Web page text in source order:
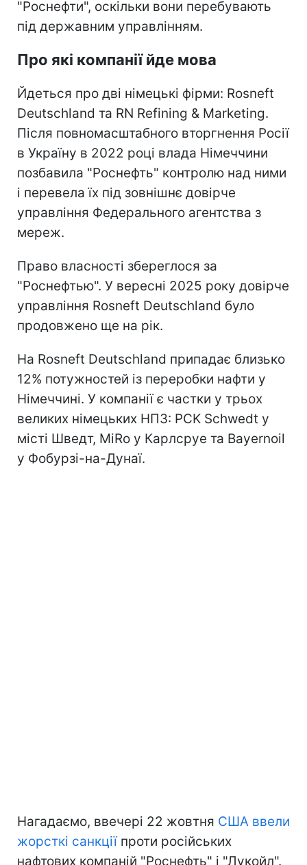
"Роснефти", оскільки вони перебувають
під державним управлінням.
Про які компанії йде мова
Йдеться про дві німецькі фірми: Rosneft
Deutschland та RN Refining & Marketing.
Після повномасштабного вторгнення Росії
в Україну в 2022 році влада Німеччини
позбавила "Роснефть" контролю над ними
і перевела їх під зовнішнє довірче
управління Федерального агентства з
мереж.
Право власності збереглося за
"Роснефтью". У вересні 2025 року довірче
управління Rosneft Deutschland було
продовжено ще на рік.
На Rosneft Deutschland припадає близько
12% потужностей із переробки нафти у
Німеччині. У компанії є частки у трьох
великих німецьких НПЗ: PCK Schwedt у
місті Шведт, MiRo у Карлсруе та Bayernoil
у Фобурзі-на-Дунаї.
Нагадаємо, ввечері 22 жовтня США ввели
жорсткі санкціїпроти російських
нафтових компаній "Роснефть" і "Лукойл".